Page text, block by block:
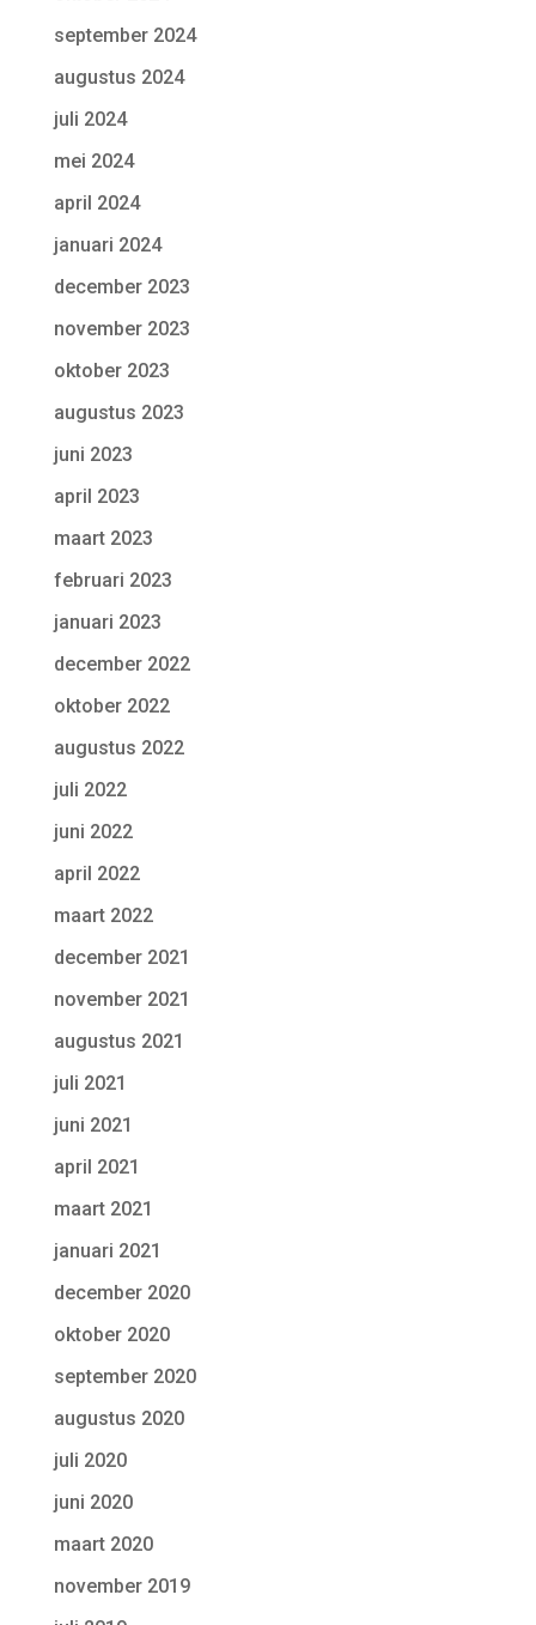
september 2024
augustus 2024
juli 2024
mei 2024
april 2024
januari 2024
december 2023
november 2023
oktober 2023
augustus 2023
juni 2023
april 2023
maart 2023
februari 2023
januari 2023
december 2022
oktober 2022
augustus 2022
juli 2022
juni 2022
april 2022
maart 2022
december 2021
november 2021
augustus 2021
juli 2021
juni 2021
april 2021
maart 2021
januari 2021
december 2020
oktober 2020
september 2020
augustus 2020
juli 2020
juni 2020
maart 2020
november 2019